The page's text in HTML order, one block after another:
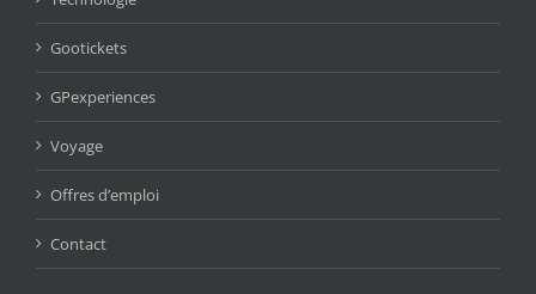
Gootickets
GPexperiences
Voyage
Offres d’emploi
Contact